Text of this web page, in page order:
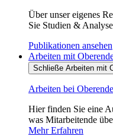
Über unser eigenes
Sie Studien &
Publikationen ansehen
Arbeiten mit
Schließe Arbeiten mit
Arbeiten bei
Hier finden Sie eine
was Mitarbeitende
Mehr Erfahren